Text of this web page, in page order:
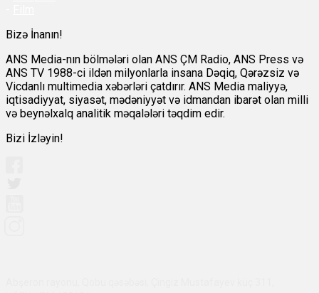
Bizə İnanın!
ANS Media-nın bölmələri olan ANS ÇM Radio, ANS Press və
ANS TV 1988-ci ildən milyonlarla insana Dəqiq, Qərəzsiz və
Vicdanlı multimedia xəbərləri çatdırır. ANS Media maliyyə,
iqtisadiyyat, siyasət, mədəniyyət və idmandan ibarət olan milli
və beynəlxalq analitik məqalələri təqdim edir.
Bizi İzləyin!